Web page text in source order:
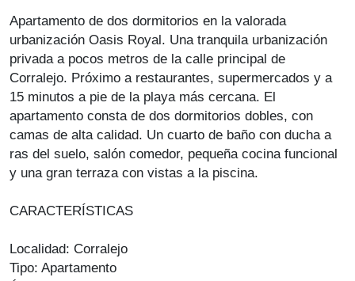
Apartamento de dos dormitorios en la valorada
urbanización Oasis Royal. Una tranquila urbanización
privada a pocos metros de la calle principal de
Corralejo. Próximo a restaurantes, supermercados y a
15 minutos a pie de la playa más cercana. El
apartamento consta de dos dormitorios dobles, con
camas de alta calidad. Un cuarto de baño con ducha a
ras del suelo, salón comedor, pequeña cocina funcional
y una gran terraza con vistas a la piscina.
CARACTERÍSTICAS
Localidad: Corralejo
Tipo: Apartamento